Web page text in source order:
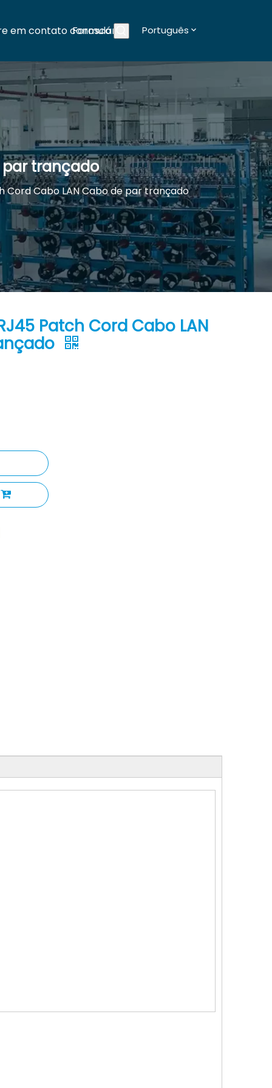
em contato conosco
Formulários Blogs
Português
par trançado
Cord Cabo LAN Cabo de par trançado
Patch Cord Cabo LAN